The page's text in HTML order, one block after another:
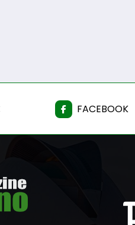
FACEBOOK